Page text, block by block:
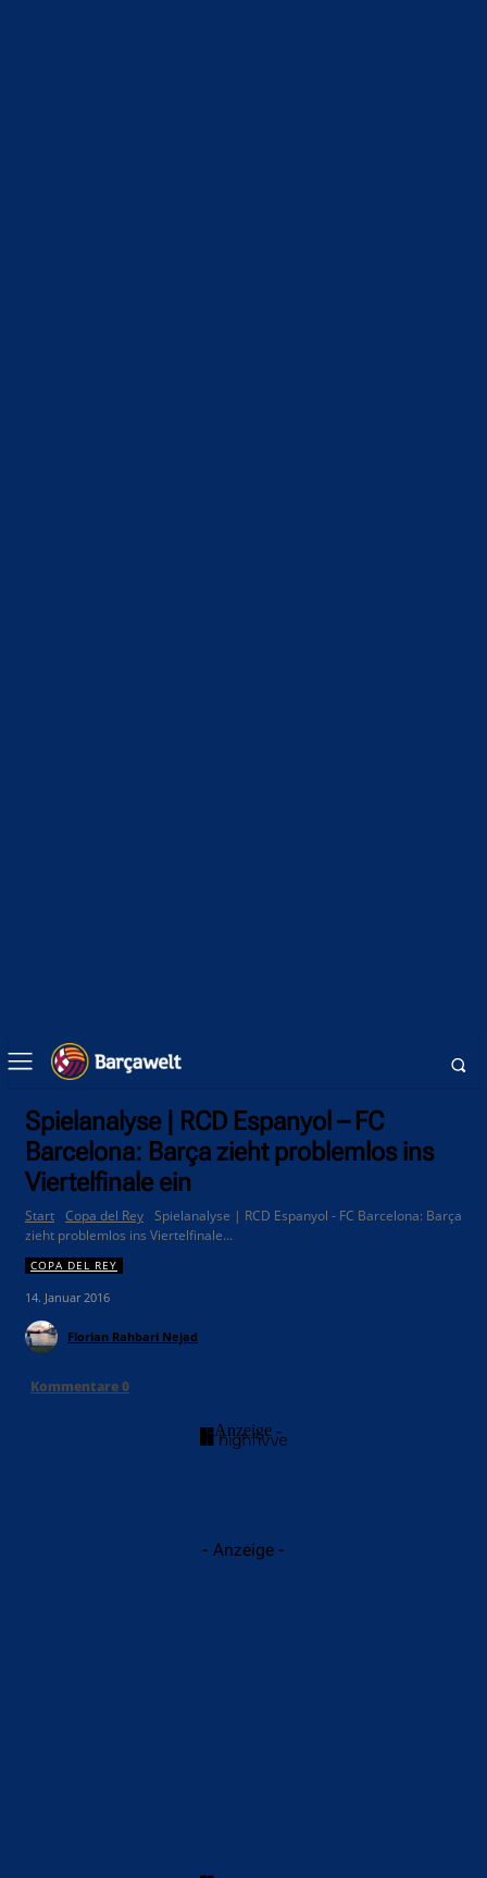
Spielanalyse | RCD Espanyol – FC
Barcelona: Barça zieht problemlos ins
Viertelfinale ein
Start Copa del Rey Spielanalyse | RCD Espanyol - FC Barcelona: Barça
zieht problemlos ins Viertelfinale...
COPA DEL REY
14. Januar 2016
Florian Rahbari Nejad
Kommentare0
- Anzeige -
- Anzeige -